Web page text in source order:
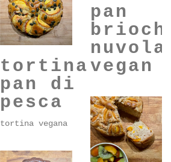
pan
nuvola
tortina
pan di
pesca